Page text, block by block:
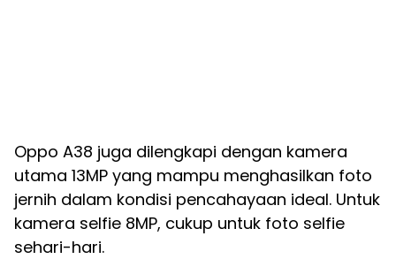
Oppo A38 juga dilengkapi dengan kamera
utama 13MP yang mampu menghasilkan foto
jernih dalam kondisi pencahayaan ideal. Untuk
kamera selfie 8MP, cukup untuk foto selfie
sehari-hari.